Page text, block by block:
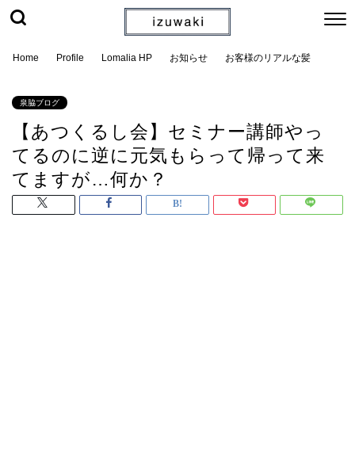
Home Profile Lomalia HP お知らせ お客様のリアルな髪
泉脇ブログ
【あつくるし会】セミナー講師やっ
てるのに逆に元気もらって帰って来
てますが…何か？